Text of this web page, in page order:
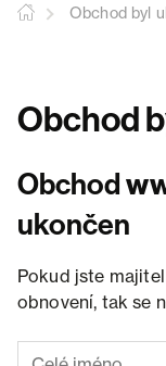
Obchod byl
Obchod
Obchod
ukončen
Pokud jste
obnovení, tak se